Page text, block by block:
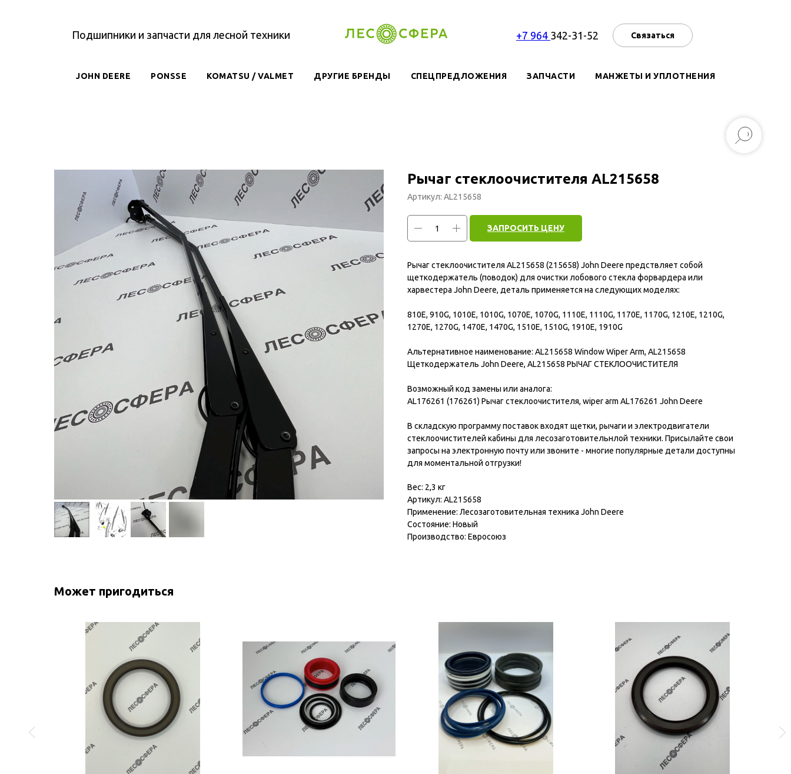
Подшипники и запчасти для лесной техники +7 964 342-31-52 Связаться
JOHN DEERE PONSSE KOMATSU / VALMET ДРУГИЕ БРЕНДЫ СПЕЦПРЕДЛОЖЕНИЯ ЗАПЧАСТИ МАНЖЕТЫ И УПЛОТНЕНИЯ
Рычаг стеклоочистителя AL215658
Артикул: AL215658
ЗАПРОСИТЬ ЦЕНУ
Рычаг стеклоочистителя AL215658 (215658) John Deere предствляет собой
щеткодержатель (поводок) для очистки лобового стекла форвардера или
харвестера John Deere, деталь применяется на следующих моделях:
810E, 910G, 1010E, 1010G, 1070E, 1070G, 1110E, 1110G, 1170E, 1170G, 1210E, 1210G,
1270E, 1270G, 1470E, 1470G, 1510E, 1510G, 1910E, 1910G
Альтернативное наименование: AL215658 Window Wiper Arm, AL215658
Щеткодержатель John Deere, AL215658 РЫЧАГ СТЕКЛООЧИСТИТЕЛЯ
Возможный код замены или аналога:
AL176261 (176261) Рычаг стеклоочистителя, wiper arm AL176261 John Deere
В складскую программу поставок входят щетки, рычаги и электродвигатели
стеклоочистителей кабины для лесозаготовительнлой техники. Присылайте свои
запросы на электронную почту или звоните - многие популярные детали доступны
для моментальной отгрузки!
Вес: 2,3 кг
Артикул: AL215658
Применение: Лесозаготовительная техника John Deere
Состояние: Новый
Производство: Евросоюз
Может пригодиться